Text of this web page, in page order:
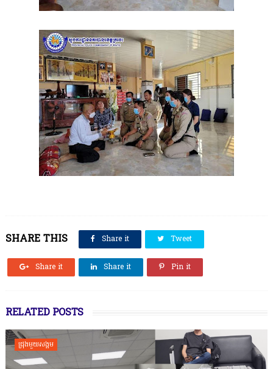
SHARE THIS Share it Tweet
Share it Share it Pin it
RELATED POSTS
ជ្រុងមួយសង្គម